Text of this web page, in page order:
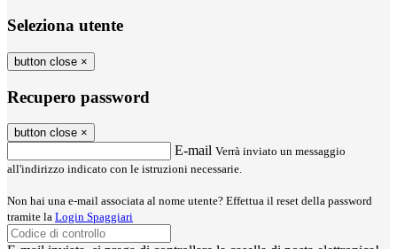
Seleziona utente
button close ×
Recupero password
button close ×
E-mail Verrà inviato un messaggio
all'indirizzo indicato con le istruzioni necessarie.
Non hai una e-mail associata al nome utente? Effettua il reset della password
tramite la Login Spaggiari